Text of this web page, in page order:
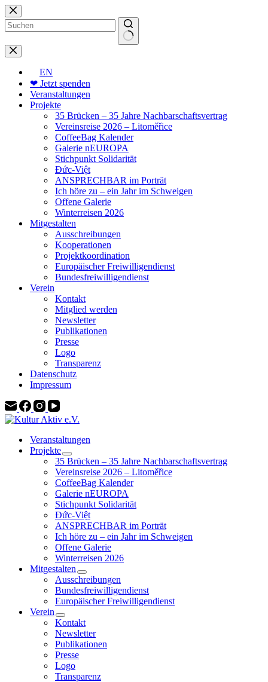
Zum
Inhalt
springen
Keine
Ergebnisse
EN
❤ Jetzt spenden
Veranstaltungen
Projekte
35 Brücken – 35 Jahre Nachbarschaftsvertrag
Vereinsreise 2026 – Litoměřice
CoffeeBag Kalender
Galerie nEUROPA
Stichpunkt Solidarität
Đức-Việt
ANSPRECHBAR im Porträt
Ich höre zu – ein Jahr im Schweigen
Offene Galerie
Winterreisen 2026
Mitgestalten
Ausschreibungen
Kooperationen
Projektkoordination
Europäischer Freiwilligendienst
Bundesfreiwilligendienst
Verein
Kontakt
Mitglied werden
Newsletter
Publikationen
Presse
Logo
Transparenz
Datenschutz
Impressum
Veranstaltungen
Projekte
35 Brücken – 35 Jahre Nachbarschaftsvertrag
Vereinsreise 2026 – Litoměřice
CoffeeBag Kalender
Galerie nEUROPA
Stichpunkt Solidarität
Đức-Việt
ANSPRECHBAR im Porträt
Ich höre zu – ein Jahr im Schweigen
Offene Galerie
Winterreisen 2026
Mitgestalten
Ausschreibungen
Bundesfreiwilligendienst
Europäischer Freiwilligendienst
Verein
Kontakt
Newsletter
Publikationen
Presse
Logo
Transparenz